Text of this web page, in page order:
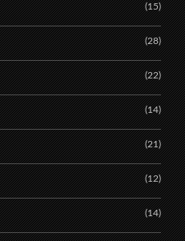
(15)
(28)
(22)
(14)
(21)
(12)
(14)